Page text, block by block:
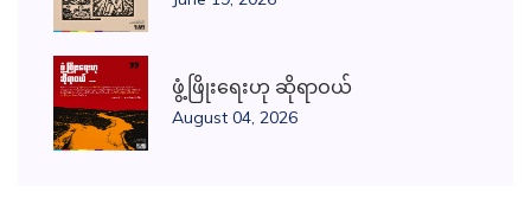
ဖွံ့ဖြိုးရေးဟု ဆိုရာဝယ်
August 04, 2026